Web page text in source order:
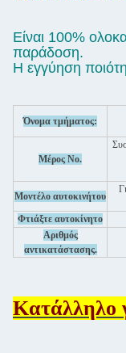
Είναι 100%
παράδοση.
Η εγγύηση
Όνομα τμήματος:
Μέρος Νο.
Μοντέλο αυτοκινήτου
Φτιάξτε αυτοκίνητο
Αριθμός
αντικατάστασης.
Κατάλληλο